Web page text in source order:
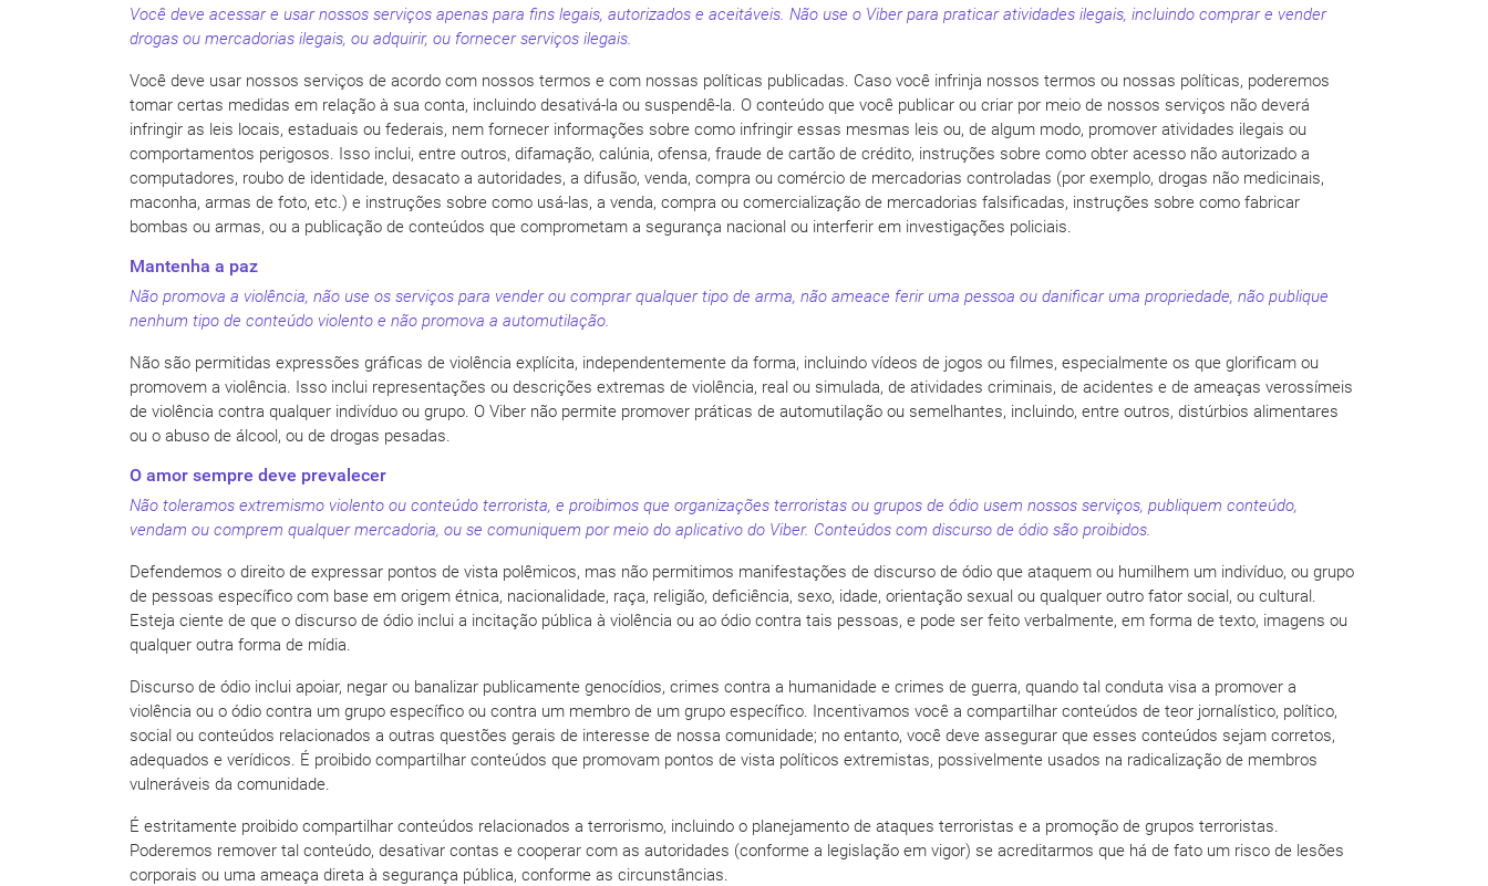
Você deve acessar e usar nossos serviços apenas para fins legais, autorizados e aceitáveis. Não use o Viber para praticar atividades ilegais, incluindo comprar e vender
drogas ou mercadorias ilegais, ou adquirir, ou fornecer serviços ilegais.
Você deve usar nossos serviços de acordo com nossos termos e com nossas políticas publicadas. Caso você infrinja nossos termos ou nossas políticas, poderemos
tomar certas medidas em relação à sua conta, incluindo desativá-la ou suspendê-la. O conteúdo que você publicar ou criar por meio de nossos serviços não deverá
infringir as leis locais, estaduais ou federais, nem fornecer informações sobre como infringir essas mesmas leis ou, de algum modo, promover atividades ilegais ou
comportamentos perigosos. Isso inclui, entre outros, difamação, calúnia, ofensa, fraude de cartão de crédito, instruções sobre como obter acesso não autorizado a
computadores, roubo de identidade, desacato a autoridades, a difusão, venda, compra ou comércio de mercadorias controladas (por exemplo, drogas não medicinais,
maconha, armas de foto, etc.) e instruções sobre como usá-las, a venda, compra ou comercialização de mercadorias falsificadas, instruções sobre como fabricar
bombas ou armas, ou a publicação de conteúdos que comprometam a segurança nacional ou interferir em investigações policiais.
Mantenha a paz
Não promova a violência, não use os serviços para vender ou comprar qualquer tipo de arma, não ameace ferir uma pessoa ou danificar uma propriedade, não publique
nenhum tipo de conteúdo violento e não promova a automutilação.
Não são permitidas expressões gráficas de violência explícita, independentemente da forma, incluindo vídeos de jogos ou filmes, especialmente os que glorificam ou
promovem a violência. Isso inclui representações ou descrições extremas de violência, real ou simulada, de atividades criminais, de acidentes e de ameaças verossímeis
de violência contra qualquer indivíduo ou grupo. O Viber não permite promover práticas de automutilação ou semelhantes, incluindo, entre outros, distúrbios alimentares
ou o abuso de álcool, ou de drogas pesadas.
O amor sempre deve prevalecer
Não toleramos extremismo violento ou conteúdo terrorista, e proibimos que organizações terroristas ou grupos de ódio usem nossos serviços, publiquem conteúdo,
vendam ou comprem qualquer mercadoria, ou se comuniquem por meio do aplicativo do Viber. Conteúdos com discurso de ódio são proibidos.
Defendemos o direito de expressar pontos de vista polêmicos, mas não permitimos manifestações de discurso de ódio que ataquem ou humilhem um indivíduo, ou grupo
de pessoas específico com base em origem étnica, nacionalidade, raça, religião, deficiência, sexo, idade, orientação sexual ou qualquer outro fator social, ou cultural.
Esteja ciente de que o discurso de ódio inclui a incitação pública à violência ou ao ódio contra tais pessoas, e pode ser feito verbalmente, em forma de texto, imagens ou
qualquer outra forma de mídia.
Discurso de ódio inclui apoiar, negar ou banalizar publicamente genocídios, crimes contra a humanidade e crimes de guerra, quando tal conduta visa a promover a
violência ou o ódio contra um grupo específico ou contra um membro de um grupo específico. Incentivamos você a compartilhar conteúdos de teor jornalístico, político,
social ou conteúdos relacionados a outras questões gerais de interesse de nossa comunidade; no entanto, você deve assegurar que esses conteúdos sejam corretos,
adequados e verídicos. É proibido compartilhar conteúdos que promovam pontos de vista políticos extremistas, possivelmente usados na radicalização de membros
vulneráveis da comunidade.
É estritamente proibido compartilhar conteúdos relacionados a terrorismo, incluindo o planejamento de ataques terroristas e a promoção de grupos terroristas.
Poderemos remover tal conteúdo, desativar contas e cooperar com as autoridades (conforme a legislação em vigor) se acreditarmos que há de fato um risco de lesões
corporais ou uma ameaça direta à segurança pública, conforme as circunstâncias.